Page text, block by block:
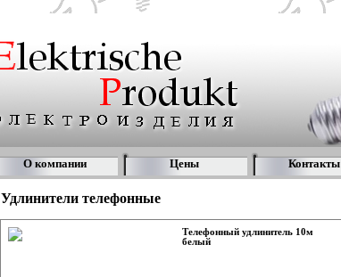
О компании Цены Контакты
Удлинители телефонные
Телефонный удлинитель 10м
белый